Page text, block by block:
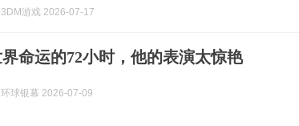
3DM游戏 2026-07-17
命运的72小时，他的表演太惊艳
环球银幕 2026-07-09